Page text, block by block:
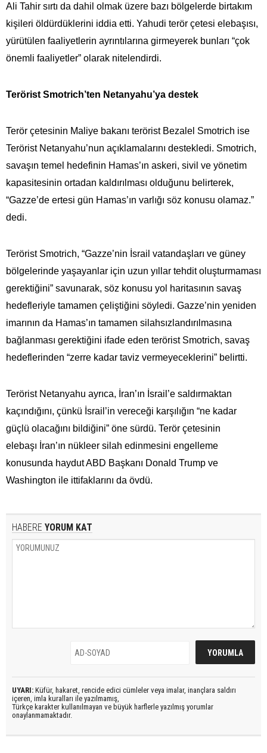
Ali Tahir sırtı da dahil olmak üzere bazı bölgelerde birtakım
kişileri öldürdüklerini iddia etti. Yahudi terör çetesi elebaşısı,
yürütülen faaliyetlerin ayrıntılarına girmeyerek bunları “çok
önemli faaliyetler” olarak nitelendirdi.
Terörist Smotrich’ten Netanyahu’ya destek
Terör çetesinin Maliye bakanı terörist Bezalel Smotrich ise
Terörist Netanyahu’nun açıklamalarını destekledi. Smotrich,
savaşın temel hedefinin Hamas’ın askeri, sivil ve yönetim
kapasitesinin ortadan kaldırılması olduğunu belirterek,
“Gazze’de ertesi gün Hamas’ın varlığı söz konusu olamaz.”
dedi.
Terörist Smotrich, “Gazze’nin İsrail vatandaşları ve güney
bölgelerinde yaşayanlar için uzun yıllar tehdit oluşturmaması
gerektiğini” savunarak, söz konusu yol haritasının savaş
hedefleriyle tamamen çeliştiğini söyledi. Gazze’nin yeniden
imarının da Hamas’ın tamamen silahsızlandırılmasına
bağlanması gerektiğini ifade eden terörist Smotrich, savaş
hedeflerinden “zerre kadar taviz vermeyeceklerini” belirtti.
Terörist Netanyahu ayrıca, İran’ın İsrail’e saldırmaktan
kaçındığını, çünkü İsrail’in vereceği karşılığın “ne kadar
güçlü olacağını bildiğini” öne sürdü. Terör çetesinin
elebaşı İran’ın nükleer silah edinmesini engelleme
konusunda haydut ABD Başkanı Donald Trump ve
Washington ile ittifaklarını da övdü.
HABERE YORUM KAT
UYARI: Küfür, hakaret, rencide edici cümleler veya imalar, inançlara saldırı
içeren, imla kuralları ile yazılmamış,
Türkçe karakter kullanılmayan ve büyük harflerle yazılmış yorumlar
onaylanmamaktadır.